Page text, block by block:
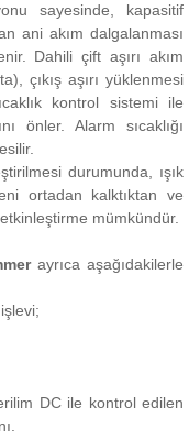
sayesinde, kapasitif
ani akım dalgalanması
Dahili çift aşırı akım
çıkış aşırı yüklenmesi
kontrol sistemi ile
önler.Alarm sıcaklığı
durumunda, ışık
ortadan kalktıktan ve
mümkündür.
ayrıca aşağıdakilerle
DC ile kontrol edilen